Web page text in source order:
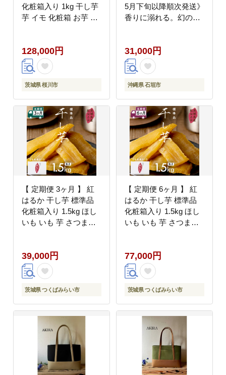
化粧箱入り 1kg 干し芋
芋 イモ 化粧箱 お芋 薩
子 和菓子 グルメ おや
つ マツコの知らない世
界 [EE012sa]
128,000円
茨城県 桜川市
5月下旬以降順次発送》
香りに溺れる。幻の白
島 石垣 八重山 パイン
パイナップル 期間限定
数量限定 TV テレビ 紹
介 マツコ 】TF-002
31,000円
沖縄県 石垣市
【 定期便 3ヶ月 】 紅
はるか 干し芋 標準品
化粧箱入り 1.5kg ほし
いも いも 芋 さつまい
菓子 おやつ スイーツ
塚田商店 マツコの知ら
ない世界 [EA13-NT]
39,000円
茨城県 つくばみらい市
【 定期便 6ヶ月 】 紅
はるか 干し芋 標準品
化粧箱入り 1.5kg ほし
いも いも 芋 さつまい
菓子 おやつ スイーツ
塚田商店 マツコの知ら
ない世界 [EA14-NT]
77,000円
茨城県 つくばみらい市